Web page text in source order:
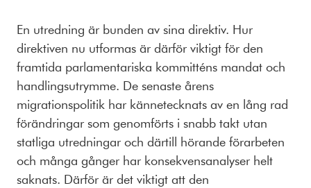
En utredning är bunden av sina direktiv. Hur
direktiven nu utformas är därför viktigt för den
framtida parlamentariska kommitténs mandat och
handlingsutrymme. De senaste årens
migrationspolitik har kännetecknats av en lång rad
förändringar som genomförts i snabb takt utan
statliga utredningar och därtill hörande förarbeten
och många gånger har konsekvensanalyser helt
saknats. Därför är det viktigt att den